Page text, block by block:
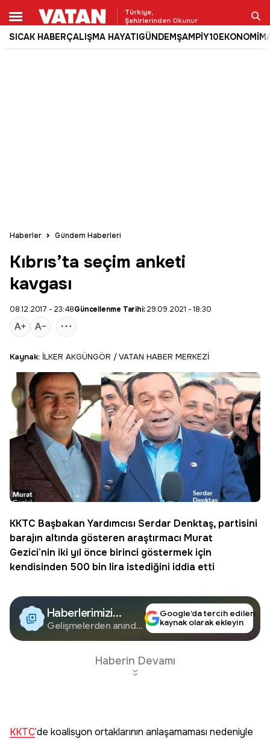
Türkiye,
Şehirlerinden Okunur
SICAK HABERÇALIŞMA HAYATIGÜNDEMŞAMPİY10EKONOMİ
Ara
Haberler Gündem Haberleri
Kıbrıs’ta seçim anketi
kavgası
08.12.2017 - 23:48Güncellenme Tarihi:29.09.2021 - 18:30
Kaynak: İLKER AKGÜNGÖR / VATAN HABER MERKEZİ
KKTC Başbakan Yardımcısı Serdar Denktaş, partisini
barajın altında gösteren araştırmacı Murat
Gezici’nin iki yıl önce birinci göstermek için
kendisinden 500 bin lira istediğini iddia etti
Haberlerimizi
Google'da Takip
Edin
Gelişmelerden anında
Google’da tercih edilen
kaynak olarak ekleyin
Haberin Devamı
KKTC’de koalisyon ortaklarının anlaşamaması nedeniyle